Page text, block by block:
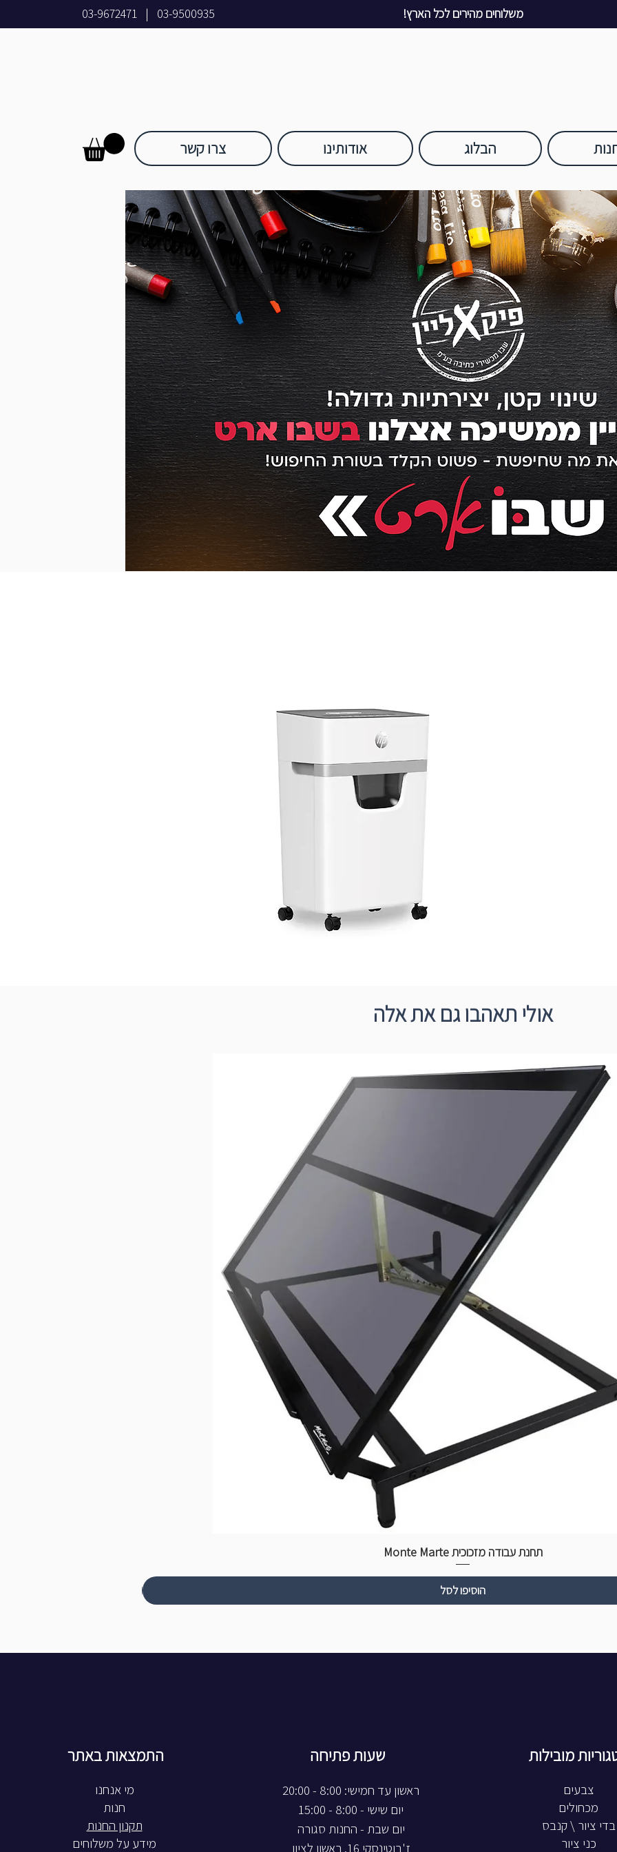
03-9500935
|
03-9672471 משלוחים מהירים לכל הארץ!
הבלוג אודותינו צרו קשר
אולי תאהבו גם את אלה
תחנת עבודה מזכוכית Monte Marte
הוסיפו לסל
התמצאות באתר
חנות
תקנון החנות
מידע על משלוחים
שעות פתיחה
ראשון עד חמישי: 8:00 - 20:00
יום שישי - 8:00 - 15:00
יום שבת - החנות סגורה
ז'בוטינסקי 16, ראשון לציון
מובילות
צבעים
מכחולים
בדי ציור \ קנבס
כני ציור